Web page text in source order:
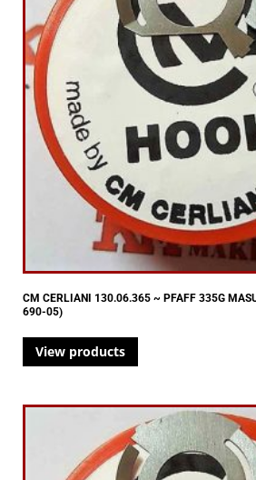
CM CERLIANI 130.06.365 ~ PFAFF 335G
690-05)
View products